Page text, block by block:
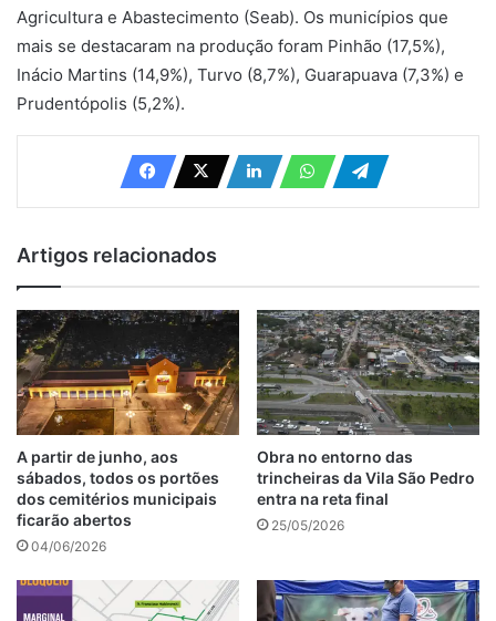
Agricultura e Abastecimento (Seab). Os municípios que
mais se destacaram na produção foram Pinhão (17,5%),
Inácio Martins (14,9%), Turvo (8,7%), Guarapuava (7,3%) e
Prudentópolis (5,2%).
Artigos relacionados
A partir de junho, aos
sábados, todos os portões
dos cemitérios municipais
ficarão abertos
04/06/2026
Obra no entorno das
trincheiras da Vila São Pedro
entra na reta final
25/05/2026